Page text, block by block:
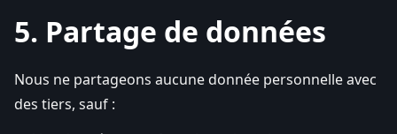
5. Partage de données
Nous ne partageons aucune donnée personnelle avec
des tiers, sauf :